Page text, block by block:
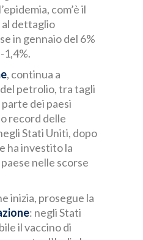
com’è il
al dettaglio
in gennaio del 6%
1,4%.
, continua a
petrolio, tra tagli
dei paesi
record delle
Stati Uniti, dopo
ha investito la
nelle scorse
inizia, prosegue la
: negli Stati
il vaccino di